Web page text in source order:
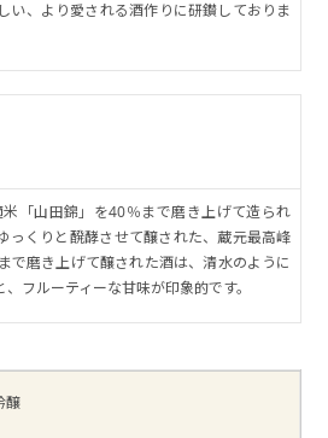
い、より愛される酒作りに研鑚しておりま
「山田錦」を40％まで磨き上げて造られ
っくりと醗酵させて醸された、蔵元最高峰
で磨き上げて醸された酒は、清水のように
フルーティーな甘味が印象的です。
醸